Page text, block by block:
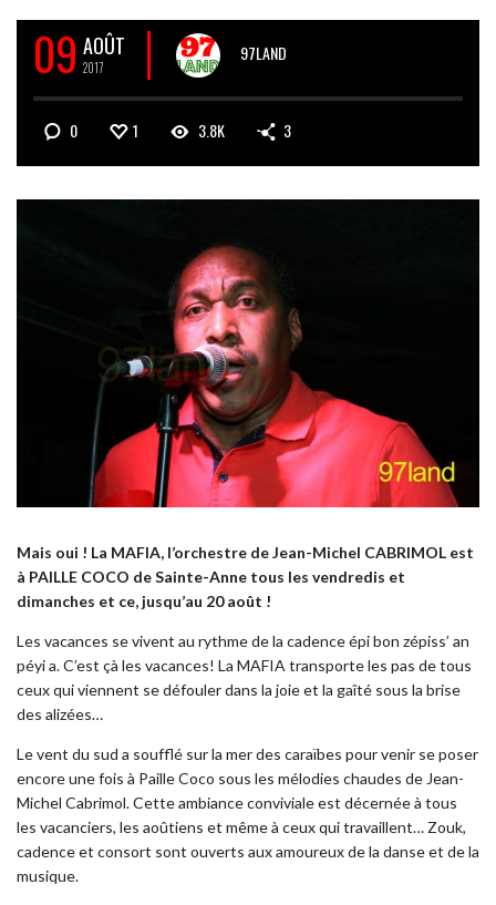
09 AOÛT
2017
97LAND
0 1 3.8K 3
Mais oui ! La MAFIA, l’orchestre de Jean-Michel CABRIMOL est
à PAILLE COCO de Sainte-Anne tous les vendredis et
dimanches et ce, jusqu’au 20 août !
Les vacances se vivent au rythme de la cadence épi bon zépiss’ an
péyi a. C’est çà les vacances! La MAFIA transporte les pas de tous
ceux qui viennent se défouler dans la joie et la gaîté sous la brise
des alizées…
Le vent du sud a soufflé sur la mer des caraïbes pour venir se poser
encore une fois à Paille Coco sous les mélodies chaudes de Jean-
Michel Cabrimol. Cette ambiance conviviale est décernée à tous
les vacanciers, les aoûtiens et même à ceux qui travaillent… Zouk,
cadence et consort sont ouverts aux amoureux de la danse et de la
musique.